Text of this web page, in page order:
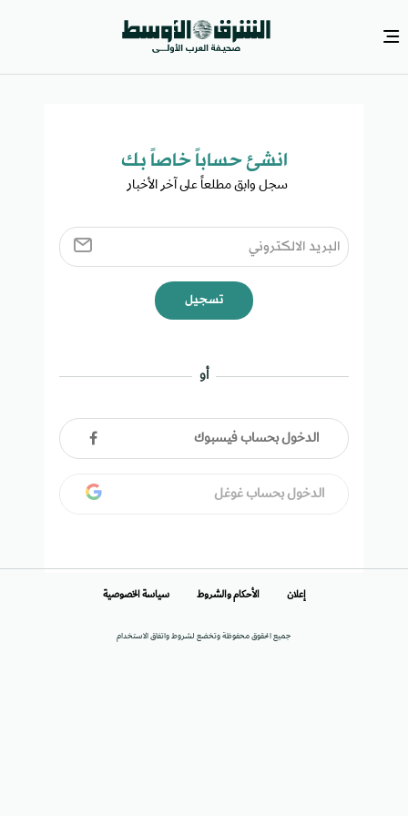
انشئ حساباً خاصاً بك​
سجل وابق مطلعاً على آخر الأخبار ​
تسجيل
أو
الدخول بحساب فيسبوك
الدخول بحساب غوغل
جميع الحقوق محفوظة وتخضع لشروط واتفاق الاستخدام
إعلان الأحكام والشروط سياسة الخصوصية